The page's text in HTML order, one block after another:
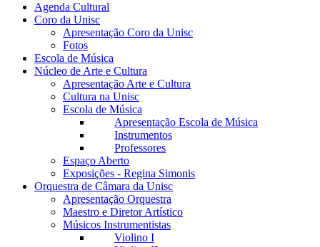
Agenda Cultural
Coro da Unisc
Apresentação Coro da Unisc
Fotos
Escola de Música
Núcleo de Arte e Cultura
Apresentação Arte e Cultura
Cultura na Unisc
Escola de Música
Apresentação Escola de Música
Instrumentos
Professores
Espaço Aberto
Exposições - Regina Simonis
Orquestra de Câmara da Unisc
Apresentação Orquestra
Maestro e Diretor Artístico
Músicos Instrumentistas
Violino I